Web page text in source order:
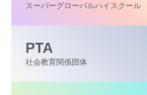
スーパーグローバルハイスクール
PTA
社会教育関係団体